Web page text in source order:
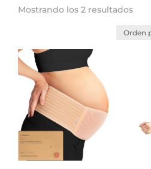
Mostrando los 2 resultados